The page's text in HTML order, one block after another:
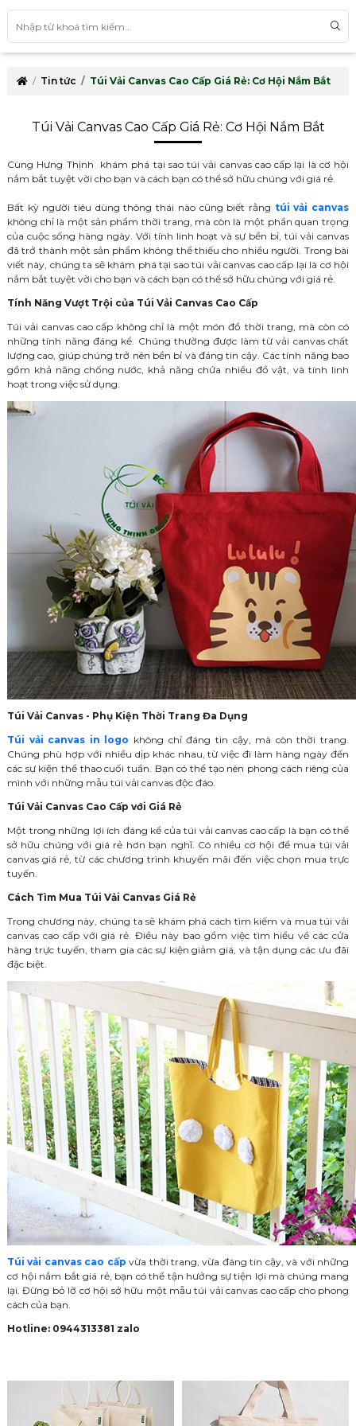
Tin tức Túi Vải Canvas Cao Cấp Giá Rẻ: Cơ Hội Nắm Bắt
Túi Vải Canvas Cao Cấp Giá Rẻ: Cơ Hội Nắm Bắt
Cùng Hưng Thịnh khám phá tại sao túi vải canvas cao cấp lại là cơ hội
nắm bắt tuyệt vời cho bạn và cách bạn có thể sở hữu chúng với giá rẻ.
Bất kỳ người tiêu dùng thông thái nào cũng biết rằng túi vải canvas
không chỉ là một sản phẩm thời trang, mà còn là một phần quan trọng
của cuộc sống hàng ngày. Với tính linh hoạt và sự bền bỉ, túi vải canvas
đã trở thành một sản phẩm không thể thiếu cho nhiều người. Trong bài
viết này, chúng ta sẽ khám phá tại sao túi vải canvas cao cấp lại là cơ hội
nắm bắt tuyệt vời cho bạn và cách bạn có thể sở hữu chúng với giá rẻ.
Tính Năng Vượt Trội của Túi Vải Canvas Cao Cấp
Túi vải canvas cao cấp không chỉ là một món đồ thời trang, mà còn có
những tính năng đáng kể. Chúng thường được làm từ vải canvas chất
lượng cao, giúp chúng trở nên bền bỉ và đáng tin cậy. Các tính năng bao
gồm khả năng chống nước, khả năng chứa nhiều đồ vật, và tính linh
hoạt trong việc sử dụng.
Túi Vải Canvas - Phụ Kiện Thời Trang Đa Dụng
Túi vải canvas in logo không chỉ đáng tin cậy, mà còn thời trang.
Chúng phù hợp với nhiều dịp khác nhau, từ việc đi làm hàng ngày đến
các sự kiện thể thao cuối tuần. Bạn có thể tạo nên phong cách riêng của
mình với những mẫu túi vải canvas độc đáo.
Túi Vải Canvas Cao Cấp với Giá Rẻ
Một trong những lợi ích đáng kể của túi vải canvas cao cấp là bạn có thể
sở hữu chúng với giá rẻ hơn bạn nghĩ. Có nhiều cơ hội để mua túi vải
canvas giá rẻ, từ các chương trình khuyến mãi đến việc chọn mua trực
tuyến.
Cách Tìm Mua Túi Vải Canvas Giá Rẻ
Trong chương này, chúng ta sẽ khám phá cách tìm kiếm và mua túi vải
canvas cao cấp với giá rẻ. Điều này bao gồm việc tìm hiểu về các cửa
hàng trực tuyến, tham gia các sự kiện giảm giá, và tận dụng các ưu đãi
đặc biệt.
Túi vải canvas cao cấp vừa thời trang, vừa đáng tin cậy, và với những
cơ hội nắm bắt giá rẻ, bạn có thể tận hưởng sự tiện lợi mà chúng mang
lại. Đừng bỏ lỡ cơ hội sở hữu một mẫu túi vải canvas cao cấp cho phong
cách của bạn.
Hotline: 0944313381 zalo